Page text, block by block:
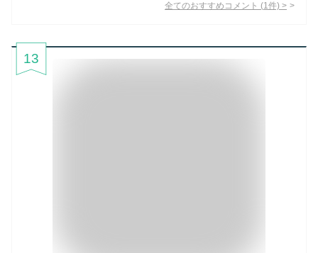
全てのおすすめコメント (1 件) >
13